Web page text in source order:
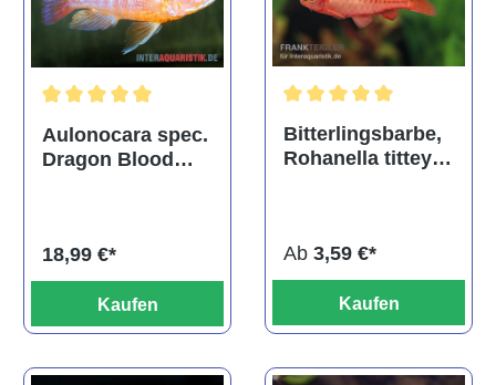
Durchschnittliche Bewertung von 5 von 5 Sternen
Aulonocara spec.
Dragon Blood
18,99 €*
Kaufen
Bitterlingsbarbe,
Rohanella titteya,
Ab 3,59 €*
Kaufen